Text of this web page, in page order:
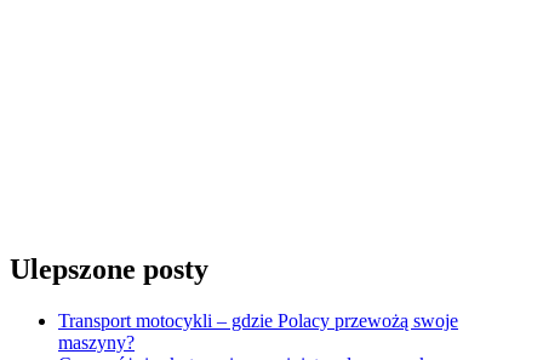
Ulepszone posty
Transport motocykli – gdzie Polacy przewożą swoje
maszyny?